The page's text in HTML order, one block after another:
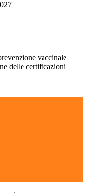
vaccinale
delle certificazioni